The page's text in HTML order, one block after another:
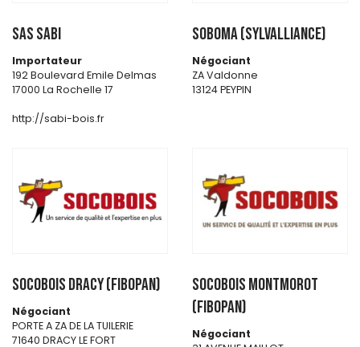
SAS SABI
Importateur
192 Boulevard Emile Delmas
17000 La Rochelle 17
http://sabi-bois.fr
SOBOMA (SYLVALLIANCE)
Négociant
ZA Valdonne
13124 PEYPIN
SOCOBOIS DRACY (FIBOPAN)
Négociant
PORTE A ZA DE LA TUILERIE
71640 DRACY LE FORT
SOCOBOIS MONTMOROT
(FIBOPAN)
Négociant